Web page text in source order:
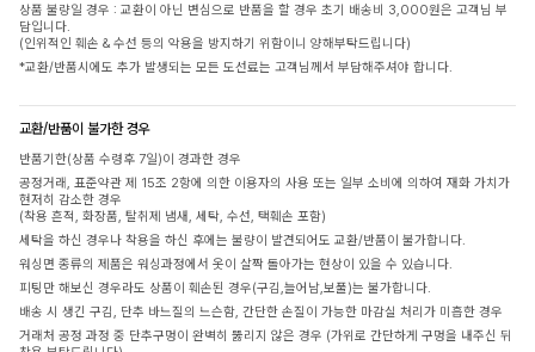
상품 불량일 경우 : 교환이 아닌 변심으로 반품을 할 경우 초기 배송비 3,000원은 고객님 부
담입니다.
(인위적인 훼손 & 수선 등의 악용을 방지하기 위함이니 양해부탁드립니다)
*교환/반품시에도 추가 발생되는 모든 도선료는 고객님께서 부담해주셔야 합니다.
교환/반품이 불가한 경우
반품기한(상품 수령후 7일)이 경과한 경우
공정거래, 표준약관 제 15조 2항에 의한 이용자의 사용 또는 일부 소비에 의하여 재화 가치가
현저히 감소한 경우
(착용 흔적, 화장품, 탈취제 냄새, 세탁, 수선, 택훼손 포함)
세탁을 하신 경우나 착용을 하신 후에는 불량이 발견되어도 교환/반품이 불가합니다.
워싱면 종류의 제품은 워싱과정에서 옷이 살짝 돌아가는 현상이 있을 수 있습니다.
피팅만 해보신 경우라도 상품이 훼손된 경우(구김,늘어남,보풀)는 불가합니다.
배송 시 생긴 구김, 단추 바느질의 느슨함, 간단한 손질이 가능한 마감실 처리가 미흡한 경우
거래처 공정 과정 중 단추구멍이 완벽히 뚫리지 않은 경우 (가위로 간단하게 구멍을 내주신 뒤